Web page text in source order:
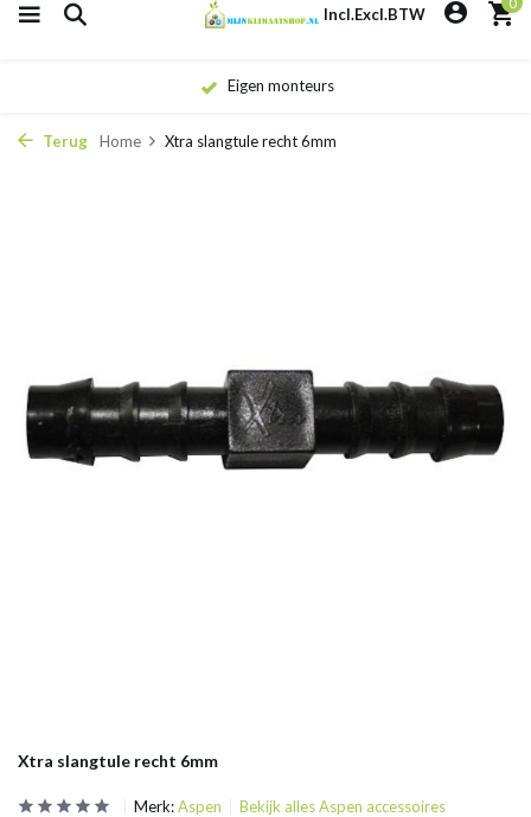
Incl.Excl.BTW
Eigen monteurs
Terug Home Xtra slangtule recht 6mm
Xtra slangtule recht 6mm
Merk:Aspen Bekijk alles Aspen accessoires